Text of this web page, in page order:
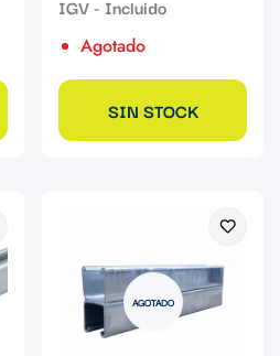
Agotado
SIN STOCK
AGOTADO